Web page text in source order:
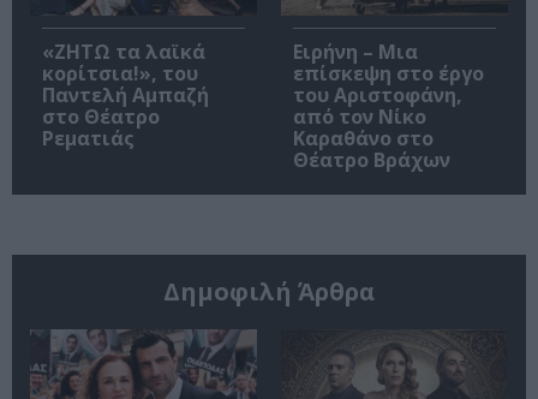
«ΖΗΤΩ τα λαϊκά
κορίτσια!», του
Παντελή Αμπαζή
στο Θέατρο
Ρεματιάς
Ειρήνη – Μια
επίσκεψη στο έργο
του Αριστοφάνη,
από τον Νίκο
Καραθάνο στο
Θέατρο Βράχων
Δημοφιλή Άρθρα